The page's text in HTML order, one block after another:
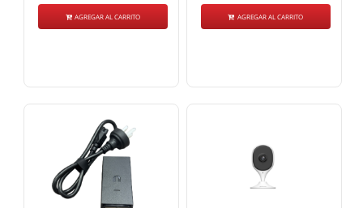
AGREGAR AL CARRITO AGREGAR AL CARRITO